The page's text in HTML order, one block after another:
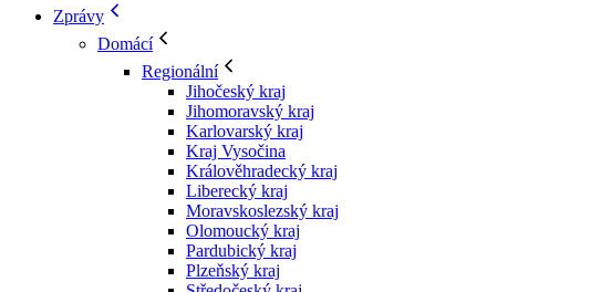
Zprávy
Domácí
Regionální
Jihočeský kraj
Jihomoravský kraj
Karlovarský kraj
Kraj Vysočina
Králověhradecký kraj
Liberecký kraj
Moravskoslezský kraj
Olomoucký kraj
Pardubický kraj
Plzeňský kraj